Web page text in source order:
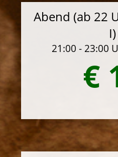
Abend (ab 22
I)
21:00 - 23:00
€